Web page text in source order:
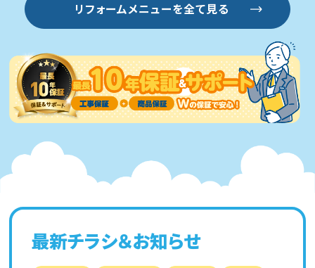
リフォームメニューを全て見る
最新チラシ＆お知らせ